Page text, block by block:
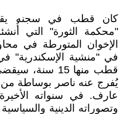
كان قطب في سجنه
"محكمة الثورة" التي
الإخوان المتورطة في
قطب منها 15
يُفرج عنه ناصر بوساطة من
عارف. في سنواته
وتصوراته الدينية